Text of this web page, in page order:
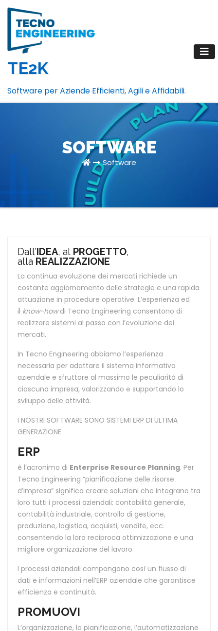
Salta
contenuto
TE2K
Software per Aziende Efficienti, Agili e Affidabili.
SOFTWARE
Software
Dall’IDEA, al PROGETTO,
alla REALIZZAZIONE
La continua evoluzione dei mercati richiede un
costante aggiornamento delle strategie e una rapida
attuazione in procedure operative. L’esperienza ed
il know-howdi Tecno Engineering consentono di
realizzare sistemi al passo con l’evoluzione dei
mercati.
In Tecno Engineering abbiamo l’esperienza
necessaria per adattare il sistema informativo
aziendale e sfruttare al massimo le peculiarità di
ciascuna impresa, valorizzando e supportando lo
sviluppo delle attività.
I NOSTRI SOFTWARE SONO SISTEMI ERP DI ULTIMA
GENERAZIONE
ERP
è l’acronimo di Enterprise Resource Planning. Per
Tecno Engineering “pianificazione delle risorse
d’impresa” significa creare soluzioni che integrano tra
loro tutti i processi aziendali: contabilità generale,
contabilità industriale, controllo di gestione,
produzione, logistica, acquisti, vendite, ecc.
consentendo la loro reciproca ottimizzazione e una
migliore organizzazione del lavoro.
I processi aziendali compongono così un flusso di
dati e informazioni nell’ERP aziendale che garantisce
efficienza e continuità.
PROMUOVI
L’organizzazione, la pianificazione, l’automatizzazione